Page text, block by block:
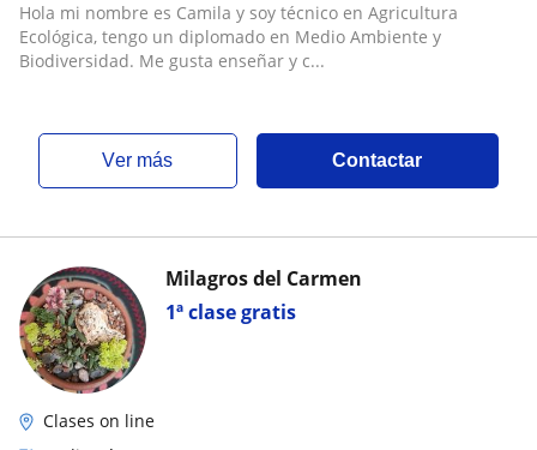
Hola mi nombre es Camila y soy técnico en Agricultura
Ecológica, tengo un diplomado en Medio Ambiente y
Biodiversidad. Me gusta enseñar y c...
ver más Contactar
1ª clase gratis
Milagros del Carmen
Clases on line